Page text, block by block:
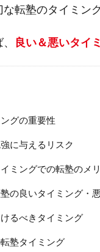
転塾のタイミン
良い＆悪いタイ
グの重要性
に与えるリスク
ミングでの転塾のメ
塾の良いタイミング・
るべきタイミング
塾タイミング